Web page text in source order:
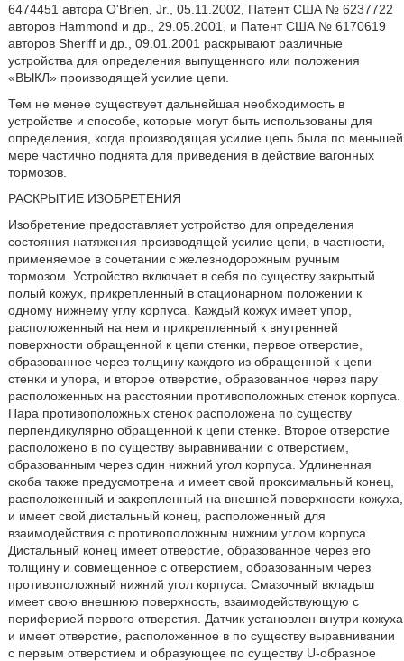
6474451 автора O'Brien, Jr., 05.11.2002, Патент США № 6237722
авторов Hammond и др., 29.05.2001, и Патент США № 6170619
авторов Sheriff и др., 09.01.2001 раскрывают различные
устройства для определения выпущенного или положения
«ВЫКЛ» производящей усилие цепи.
Тем не менее существует дальнейшая необходимость в
устройстве и способе, которые могут быть использованы для
определения, когда производящая усилие цепь была по меньшей
мере частично поднята для приведения в действие вагонных
тормозов.
РАСКРЫТИЕ ИЗОБРЕТЕНИЯ
Изобретение предоставляет устройство для определения
состояния натяжения производящей усилие цепи, в частности,
применяемое в сочетании с железнодорожным ручным
тормозом. Устройство включает в себя по существу закрытый
полый кожух, прикрепленный в стационарном положении к
одному нижнему углу корпуса. Каждый кожух имеет упор,
расположенный на нем и прикрепленный к внутренней
поверхности обращенной к цепи стенки, первое отверстие,
образованное через толщину каждого из обращенной к цепи
стенки и упора, и второе отверстие, образованное через пару
расположенных на расстоянии противоположных стенок корпуса.
Пара противоположных стенок расположена по существу
перпендикулярно обращенной к цепи стенке. Второе отверстие
расположено в по существу выравнивании с отверстием,
образованным через один нижний угол корпуса. Удлиненная
скоба также предусмотрена и имеет свой проксимальный конец,
расположенный и закрепленный на внешней поверхности кожуха,
и имеет свой дистальный конец, расположенный для
взаимодействия с противоположным нижним углом корпуса.
Дистальный конец имеет отверстие, образованное через его
толщину и совмещенное с отверстием, образованным через
противоположный нижний угол корпуса. Смазочный вкладыш
имеет свою внешнюю поверхность, взаимодействующую с
периферией первого отверстия. Датчик установлен внутри кожуха
и имеет отверстие, расположенное в по существу выравнивании
с первым отверстием и образующее по существу U-образное